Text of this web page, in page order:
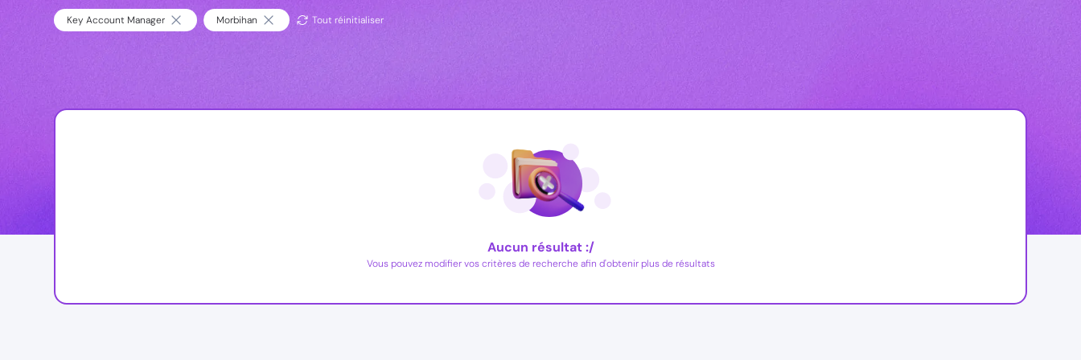
Key Account Manager Morbihan Tout réinitialiser
Aucun résultat :/
Vous pouvez modifier vos critères de recherche afin d'obtenir plus de résultats